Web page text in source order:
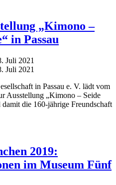
„Kimono –
in Passau
Juli 2021
Juli 2021
in Passau e. V. lädt vom
Ausstellung „Kimono – Seide
die 160-jährige Freundschaft
2019:
im Museum Fünf